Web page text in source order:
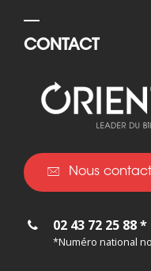
CONTACT
Nous
02 43 72 25 88 *
*Numéro national